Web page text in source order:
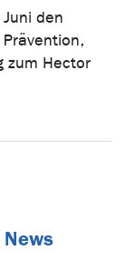
den
zum Hector